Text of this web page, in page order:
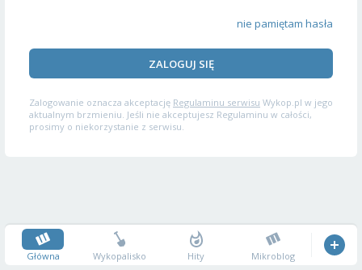
nie pamiętam hasła
ZALOGUJ SIĘ
Zalogowanie oznacza akceptację Regulaminu serwisu Wykop.pl w jego
aktualnym brzmieniu. Jeśli nie akceptujesz Regulaminu w całości,
prosimy o niekorzystanie z serwisu.
Główna Wykopalisko Hity Mikroblog